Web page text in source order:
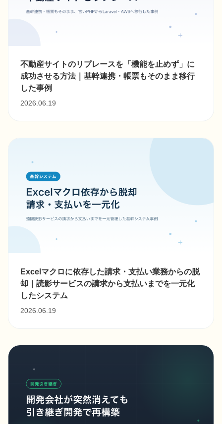
不動産サイトのリプレースを「機能を止めず」に
成功させる方法｜基幹連携・帳票もそのまま移行
した事例
2026.06.19
Excelマクロに依存した請求・支払い業務からの脱
却｜読影サービスの請求から支払いまでを一元化
したシステム
2026.06.19